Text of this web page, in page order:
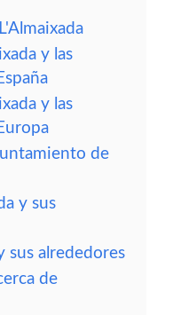
y las
y las
de
y sus
sus alrededores
de